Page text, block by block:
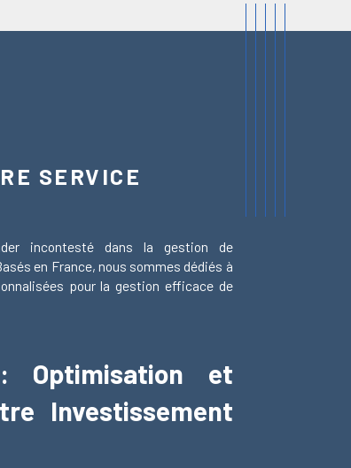
SERVICE
incontesté dans la gestion de
en France, nous sommes dédiés à
pour la gestion efficace de
Optimisation et
Investissement